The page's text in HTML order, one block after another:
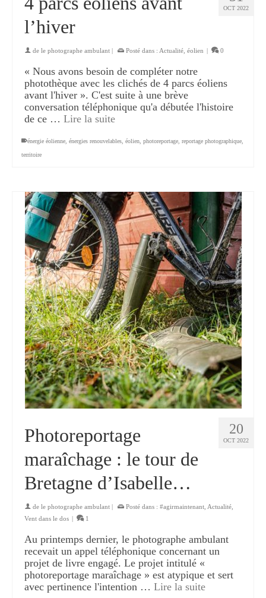
OCT 2022
l’hiver
de le photographe ambulant | Posté dans : Actualité éolien | 0
« Nous avons besoin de compléter notre
photothèque avec les clichés de 4 parcs éoliens
avant l'hiver ». C'est suite à une brève
conversation téléphonique qu'a débutée l'histoire
de ce … Lire la suite
énergie éolienne énergies renouvelables éolien photoreportage reportage photographique
territoire
20
OCT 2022
Photoreportage
maraîchage : le tour de
Bretagne d’Isabelle…
de le photographe ambulant | Posté dans : #agirmaintenant Actualité
Vent dans le dos | 1
Au printemps dernier, le photographe ambulant
recevait un appel téléphonique concernant un
projet de livre engagé. Le projet intitulé «
photoreportage maraîchage » est atypique et sert
avec pertinence l'intention … Lire la suite